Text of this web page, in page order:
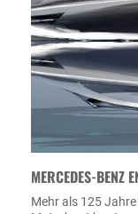
MERCEDES-BENZ
Mehr als 125